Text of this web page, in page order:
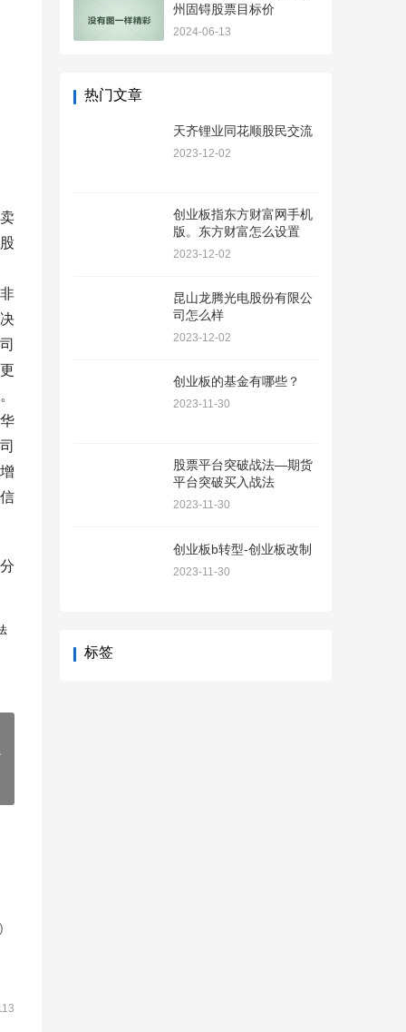
州固锝股票目标价
2024-06-13
热门文章
天齐锂业同花顺股民交流
2023-12-02
创业板指东方财富网手机
版。东方财富怎么设置
2023-12-02
昆山龙腾光电股份有限公
司怎么样
2023-12-02
创业板的基金有哪些？
2023-11-30
股票平台突破战法—期货
平台突破买入战法
2023-11-30
创业板b转型-创业板改制
2023-11-30
标签